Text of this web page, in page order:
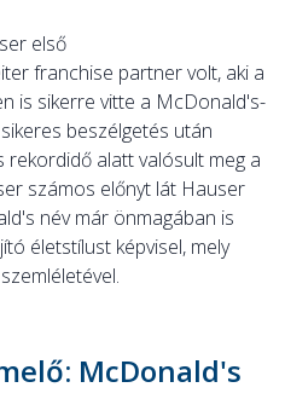
első
franchise partner volt, aki a
is sikerre vitte a McDonald's-
beszélgetés után
alatt valósult meg a
számos előnyt lát Hauser
név már önmagában is
életstílust képvisel, mely
McDonald's